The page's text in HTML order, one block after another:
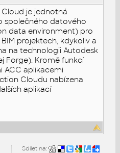
je jednotná
společného datového
data environment) pro
projektech, kdykoliv a
na technologii Autodesk
Forge). Kromě funkcí
ACC aplikacemi
Cloudu nabízena
aplikací
Sdílet na: